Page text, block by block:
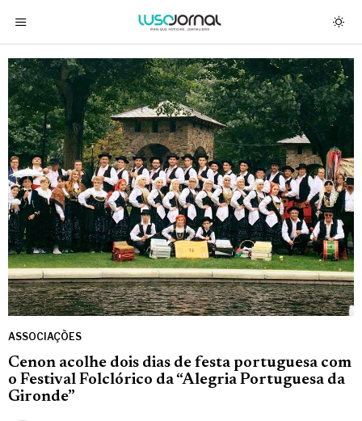
ASSOCIAÇÕES
Cenon acolhe dois dias de festa portuguesa com
o Festival Folclórico da “Alegria Portuguesa da
Gironde”